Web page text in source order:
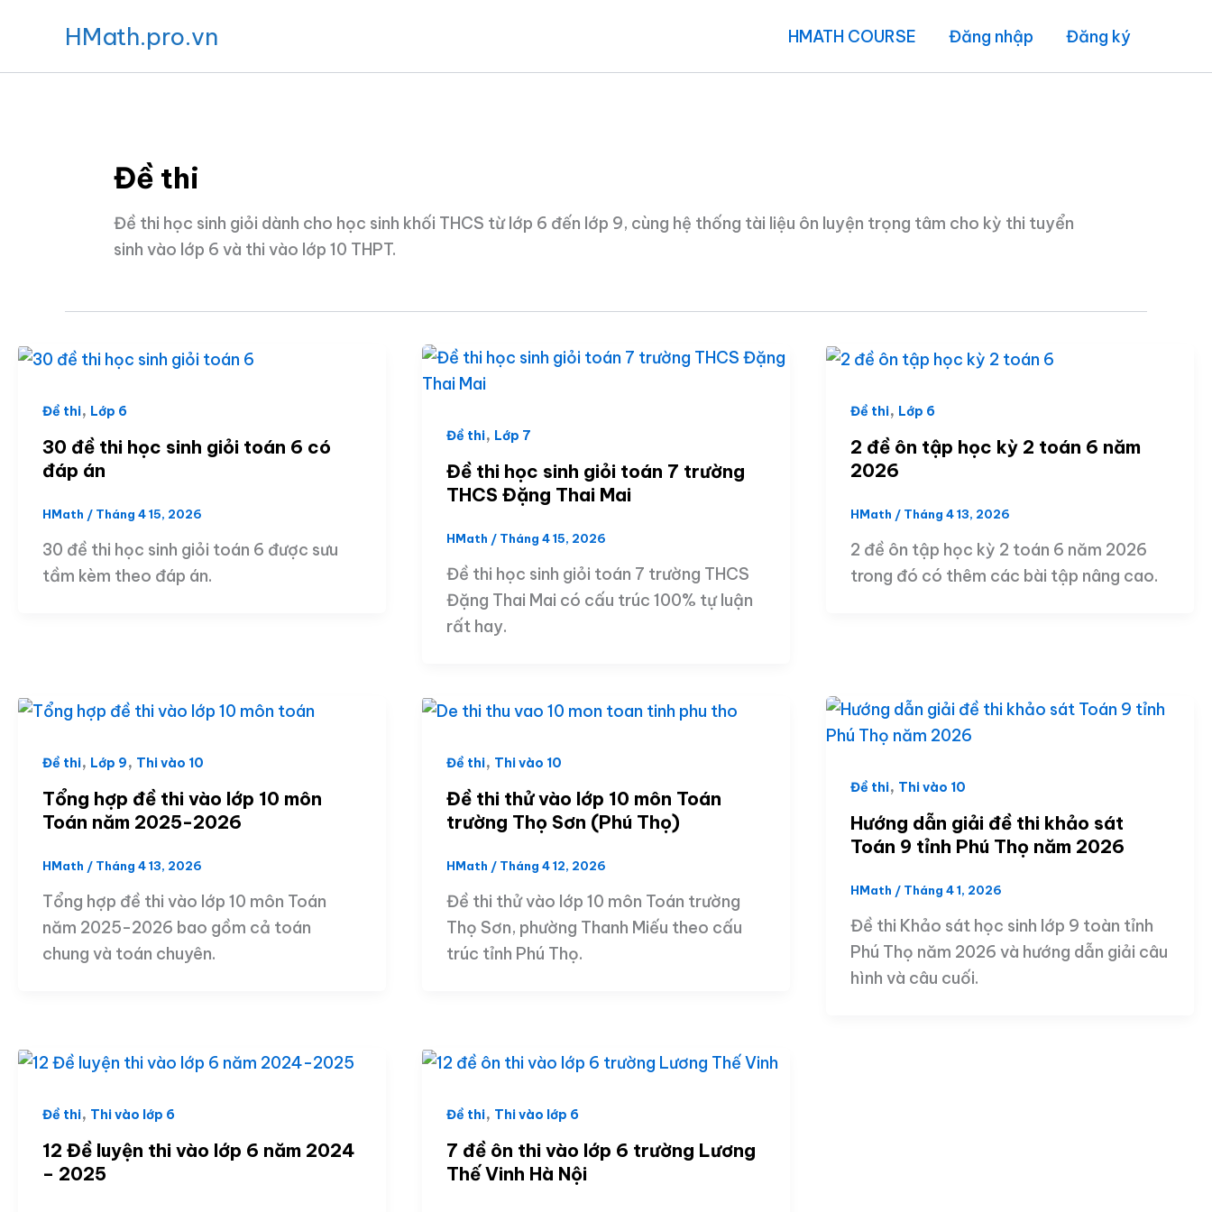
HMath.pro.vn HMATH COURSE Đăng nhập Đăng ký
Đề thi
Đề thi học sinh giỏi dành cho học sinh khối THCS từ lớp 6 đến lớp 9, cùng hệ thống tài liệu ôn luyện trọng tâm cho kỳ thi tuyển
sinh vào lớp 6 và thi vào lớp 10 THPT.
Đề thi, Lớp 6
30 đề thi học sinh giỏi toán 6 có
đáp án
HMath / Tháng 4 15, 2026
30 đề thi học sinh giỏi toán 6 được sưu
tầm kèm theo đáp án.
Đề thi, Lớp 7
Đề thi học sinh giỏi toán 7 trường
THCS Đặng Thai Mai
HMath / Tháng 4 15, 2026
Đề thi học sinh giỏi toán 7 trường THCS
Đặng Thai Mai có cấu trúc 100% tự luận
rất hay.
Đề thi, Lớp 6
2 đề ôn tập học kỳ 2 toán 6 năm
2026
HMath / Tháng 4 13, 2026
2 đề ôn tập học kỳ 2 toán 6 năm 2026
trong đó có thêm các bài tập nâng cao.
Đề thi, Lớp 9, Thi vào 10
Tổng hợp đề thi vào lớp 10 môn
Toán năm 2025-2026
HMath / Tháng 4 13, 2026
Tổng hợp đề thi vào lớp 10 môn Toán
năm 2025-2026 bao gồm cả toán
chung và toán chuyên.
Đề thi, Thi vào 10
Đề thi thử vào lớp 10 môn Toán
trường Thọ Sơn (Phú Thọ)
HMath / Tháng 4 12, 2026
Đề thi thử vào lớp 10 môn Toán trường
Thọ Sơn, phường Thanh Miếu theo cấu
trúc tỉnh Phú Thọ.
Đề thi, Thi vào 10
Hướng dẫn giải đề thi khảo sát
Toán 9 tỉnh Phú Thọ năm 2026
HMath / Tháng 4 1, 2026
Đề thi Khảo sát học sinh lớp 9 toàn tỉnh
Phú Thọ năm 2026 và hướng dẫn giải câu
hình và câu cuối.
Đề thi, Thi vào lớp 6
12 Đề luyện thi vào lớp 6 năm 2024
– 2025
Đề thi, Thi vào lớp 6
7 đề ôn thi vào lớp 6 trường Lương
Thế Vinh Hà Nội